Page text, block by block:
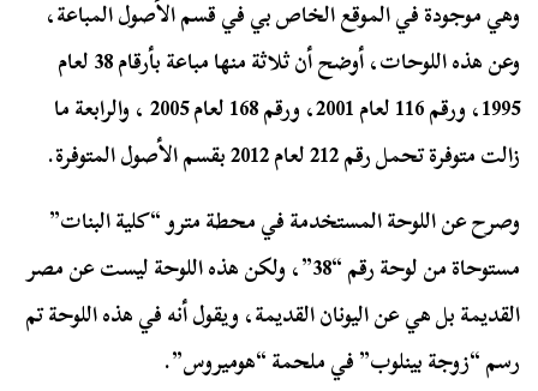
وهي موجودة في الموقع الخاص بي في قسم الأصول المباعة،
وعن هذه اللوحات، أوضح أن ثلاثة منها مباعة بأرقام 38 لعام
1995، ورقم 116 لعام 2001، ورقم 168 لعام 2005 ، والرابعة ما
زالت متوفرة تحمل رقم 212 لعام 2012 بقسم الأصول المتوفرة.
وصرح عن اللوحة المستخدمة في محطة مترو “كلية البنات”
مستوحاة من لوحة رقم “38”، ولكن هذه اللوحة ليست عن مصر
القديمة بل هي عن اليونان القديمة، ويقول أنه في هذه اللوحة تم
رسم “زوجة بينلوب” في ملحمة “هوميروس”.